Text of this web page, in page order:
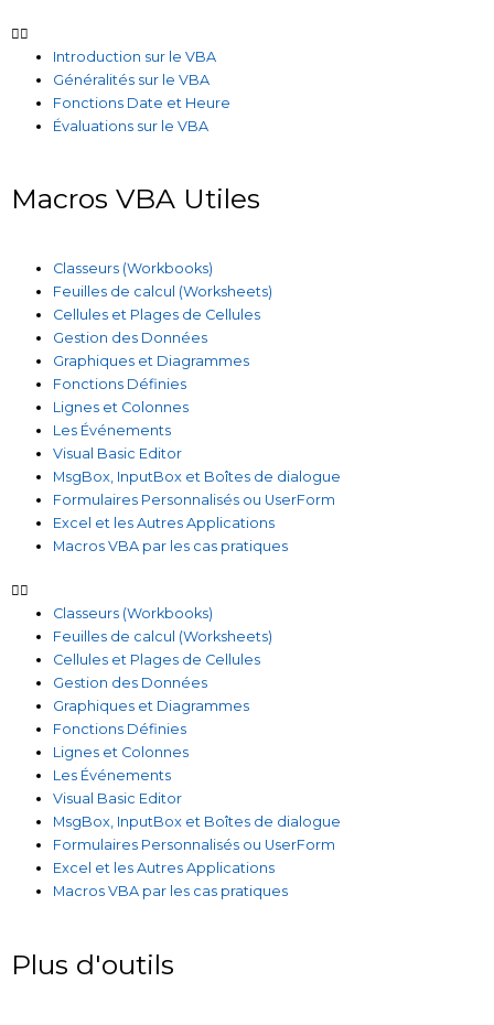
Introduction sur le VBA
Généralités sur le VBA
Fonctions Date et Heure
Évaluations sur le VBA
Macros VBA Utiles
Classeurs (Workbooks)
Feuilles de calcul (Worksheets)
Cellules et Plages de Cellules
Gestion des Données
Graphiques et Diagrammes
Fonctions Définies
Lignes et Colonnes
Les Événements
Visual Basic Editor
MsgBox, InputBox et Boîtes de dialogue
Formulaires Personnalisés ou UserForm
Excel et les Autres Applications
Macros VBA par les cas pratiques
Classeurs (Workbooks)
Feuilles de calcul (Worksheets)
Cellules et Plages de Cellules
Gestion des Données
Graphiques et Diagrammes
Fonctions Définies
Lignes et Colonnes
Les Événements
Visual Basic Editor
MsgBox, InputBox et Boîtes de dialogue
Formulaires Personnalisés ou UserForm
Excel et les Autres Applications
Macros VBA par les cas pratiques
Plus d'outils